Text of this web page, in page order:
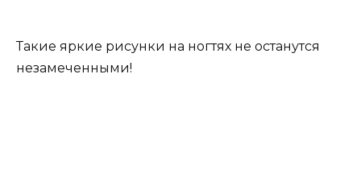
Такие яркие рисунки на ногтях не останутся
незамеченными!